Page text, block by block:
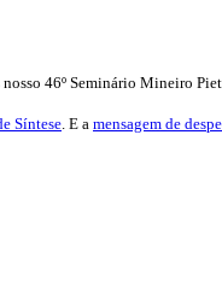
46º Seminário Mineiro
Síntese . E a mensagem de